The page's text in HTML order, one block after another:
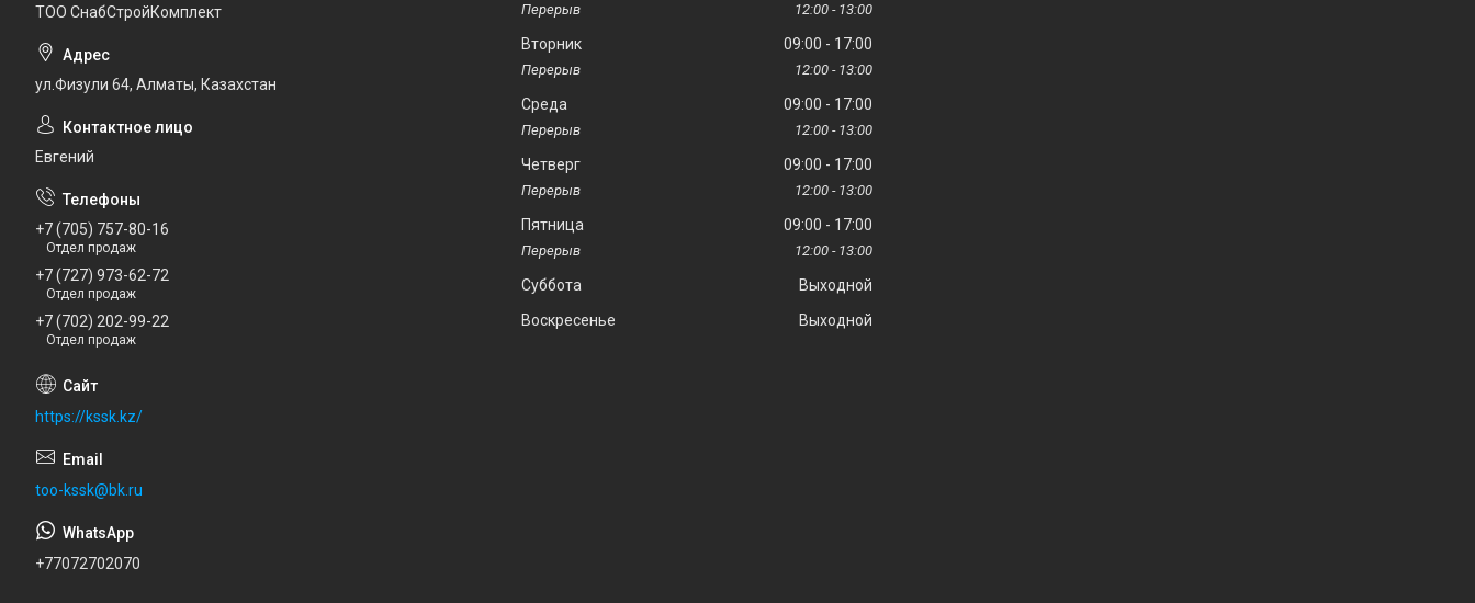
ТОО СнабСтройКомплект
ул.Физули 64, Алматы, Казахстан
Евгений
+7 (705) 757-80-16
Отдел продаж
+7 (727) 973-62-72
Отдел продаж
+7 (702) 202-99-22
Отдел продаж
https://kssk.kz/
too-kssk@bk.ru
+77072702070
12:00 13:00
Вторник 09:00 17:00
12:00 13:00
Среда 09:00 17:00
12:00 13:00
Четверг 09:00 17:00
12:00 13:00
Пятница 09:00 17:00
12:00 13:00
Суббота
Выходной
Воскресенье
Выходной